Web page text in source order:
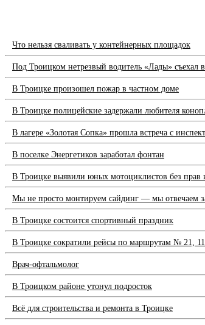
Что нельзя сваливать у контейнерных площадок
Под Троицком нетрезвый водитель «Лады» съехал
В Троицке произошел пожар в частном доме
В Троицке полицейские задержали любителя
В лагере «Золотая Сопка» прошла встреча с
В поселке Энергетиков заработал фонтан
В Троицке выявили юных мотоциклистов без прав
Мы не просто монтируем сайдинг — мы отвечаем за
В Троицке состоится спортивный праздник
В Троицке сократили рейсы по маршрутам № 21,
Врач-офтальмолог
В Троицком районе утонул подросток
Всё для строительства и ремонта в Троицке